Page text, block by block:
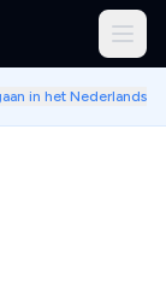
in het Nederlands